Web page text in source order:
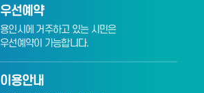
우선예약
용인시에 거주하고 있는 시민은
우선예약이 가능합니다.
이용안내